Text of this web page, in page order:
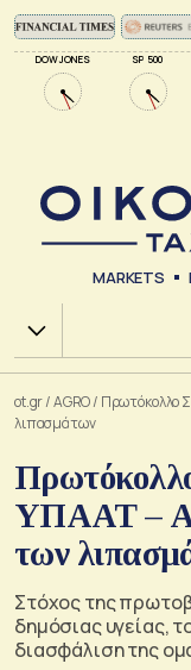
DOW JONES SP 500
MARKETS
Χ.Α.
ot.gr/AGRO/ Πρωτόκολλο
λιπασμάτων
ΥΠΑΑΤ –
των
Στόχος της
δημόσιας υγείας,
διασφάλιση της